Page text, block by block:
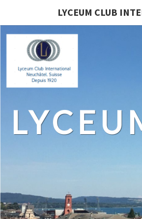
LYCEUM CLUB